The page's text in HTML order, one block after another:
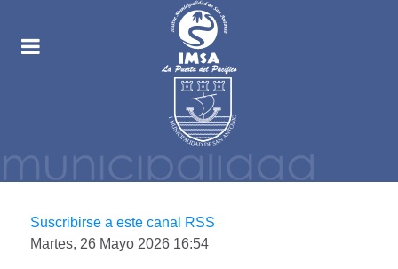
Suscribirse a este canal RSS
Martes, 26 Mayo 2026 16:54